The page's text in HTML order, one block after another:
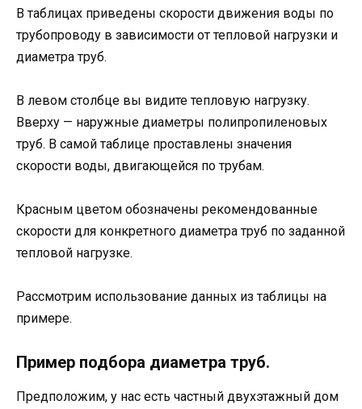
В таблицах приведены скорости движения воды по
трубопроводу в зависимости от тепловой нагрузки и
диаметра труб.
В левом столбце вы видите тепловую нагрузку.
Вверху — наружные диаметры полипропиленовых
труб. В самой таблице проставлены значения
скорости воды, двигающейся по трубам.
Красным цветом обозначены рекомендованные
скорости для конкретного диаметра труб по заданной
тепловой нагрузке.
Рассмотрим использование данных из таблицы на
примере.
Пример подбора диаметра труб.
Предположим, у нас есть частный двухэтажный дом